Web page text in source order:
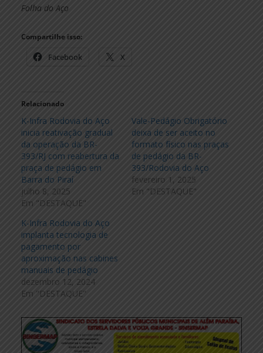
Folha do Aço
Compartilhe isso:
Facebook X
Relacionado
K-Infra Rodovia do Aço
inicia reativação gradual
da operação da BR-
393/RJ com reabertura da
praça de pedágio em
Barra do Piraí
julho 8, 2025
Em "DESTAQUE"
Vale-Pedágio Obrigatório
deixa de ser aceito no
formato físico nas praças
de pedágio da BR-
393/Rodovia do Aço
fevereiro 1, 2025
Em "DESTAQUE"
K-Infra Rodovia do Aço
implanta tecnologia de
pagamento por
aproximação nas cabines
manuais de pedágio
dezembro 12, 2024
Em "DESTAQUE"